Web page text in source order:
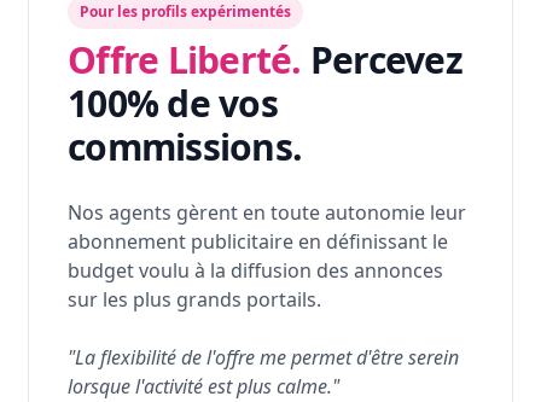
Pour les profils expérimentés
Offre Liberté. Percevez
100% de vos
commissions.
Nos agents gèrent en toute autonomie leur
abonnement publicitaire en définissant le
budget voulu à la diffusion des annonces
sur les plus grands portails.
"La flexibilité de l'offre me permet d'être serein
lorsque l'activité est plus calme."